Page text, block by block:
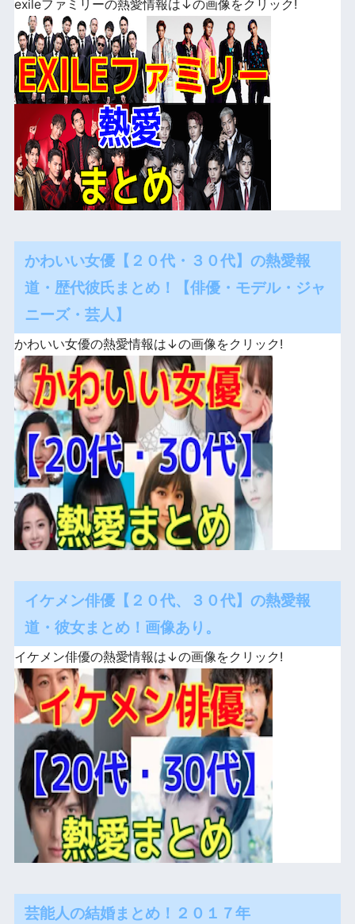
exileファミリーの熱愛情報は↓の画像をクリック!
かわいい女優【２０代・３０代】の熱愛報
道・歴代彼氏まとめ！【俳優・モデル・ジャ
ニーズ・芸人】
かわいい女優の熱愛情報は↓の画像をクリック!
イケメン俳優【２０代、３０代】の熱愛報
道・彼女まとめ！画像あり。
イケメン俳優の熱愛情報は↓の画像をクリック!
芸能人の結婚まとめ！２０１７年